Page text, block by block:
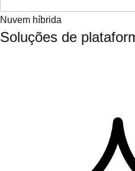
Nuvem híbrida
Soluções de